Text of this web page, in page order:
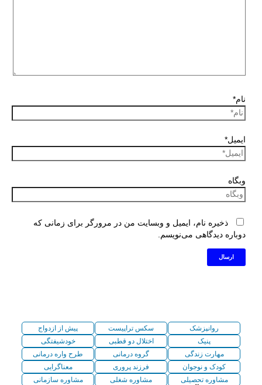
نام*
ایمیل*
وبگاه
ذخیره نام، ایمیل و وبسایت من در مرورگر برای زمانی که
دوباره دیدگاهی می‌نویسم.
روانپزشک سکس تراپیست
پیش از ازدواج
پنیک
اختلال دو قطبی
خودشیفتگی
مهارت زندگی
گروه درمانی
طرح واره درمانی
کودک و نوجوان
فرزند پروری
معناگرایی
مشاوره تحصیلی
مشاوره شغلی مشاوره سازمانی